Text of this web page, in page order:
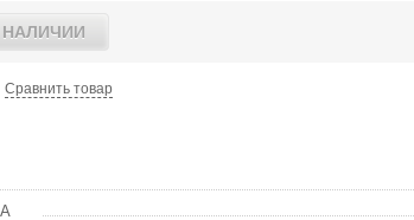
НАЛИЧИИ
Сравнить товар